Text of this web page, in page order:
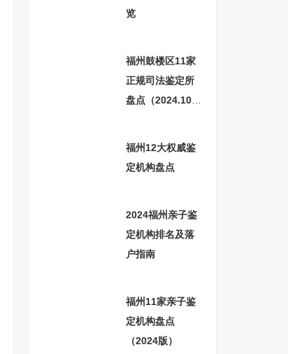
览
福州鼓楼区11家
正规司法鉴定所
盘点（2024.10更
福州12大权威鉴
定机构盘点
2024福州亲子鉴
定机构排名及落
户指南
福州11家亲子鉴
定机构盘点
（2024版）